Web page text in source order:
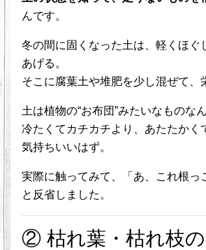
んです。
冬の間に固くなった土は、軽くほぐ
あげる。
そこに腐葉土や堆肥を少し混ぜて、
土は植物の“お布団”みたいなものな
冷たくてカチカチより、あたたかく
気持ちいいはず。
実際に触ってみて、「あ、これ根っ
と反省しました。
② 枯れ葉・枯れ枝